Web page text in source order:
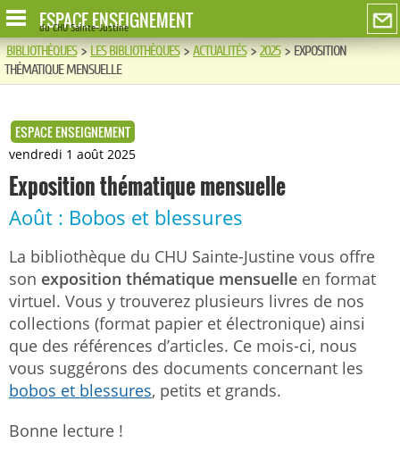
ESPACE ENSEIGNEMENT
du CHU Sainte-Justine
BIBLIOTHÈQUES>LES BIBLIOTHÈQUES>ACTUALITÉS>2025>EXPOSITION
THÉMATIQUE MENSUELLE
ESPACE ENSEIGNEMENT
vendredi 1 août 2025
Exposition thématique mensuelle
Août : Bobos et blessures
La bibliothèque du CHU Sainte-Justine vous offre
son exposition thématique mensuelle en format
virtuel. Vous y trouverez plusieurs livres de nos
collections (format papier et électronique) ainsi
que des références d’articles. Ce mois-ci, nous
vous suggérons des documents concernant les
bobos et blessures, petits et grands.
Bonne lecture !